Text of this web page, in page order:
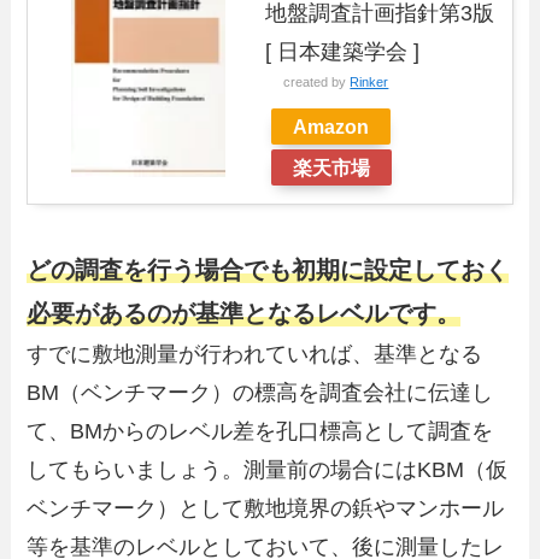
地盤調査計画指針第3版
[ 日本建築学会 ]
created by Rinker
Amazon
楽天市場
どの調査を行う場合でも初期に設定しておく
必要があるのが基準となるレベルです。
すでに敷地測量が行われていれば、基準となる
BM（ベンチマーク）の標高を調査会社に伝達し
て、BMからのレベル差を孔口標高として調査を
してもらいましょう。測量前の場合にはKBM（仮
ベンチマーク）として敷地境界の鋲やマンホール
等を基準のレベルとしておいて、後に測量したレ